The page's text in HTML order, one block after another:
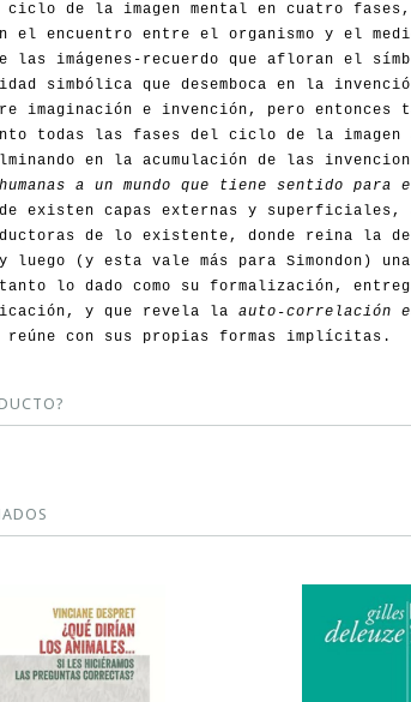
ciclo de la imagen mental en cuatro
el encuentro entre el organismo y el
imágenes-recuerdo que afloran el
simbólica que desemboca en la
imaginación e invención, pero entonces
todas las fases del ciclo de la imagen
en la acumulación de las
a un mundo que tiene sentido para
existen capas externas y superficiales,
de lo existente, donde reina la
luego (y esta vale más para Simondon)
lo dado como su formalización,
y que revela la auto-correlación
con sus propias formas implícitas.